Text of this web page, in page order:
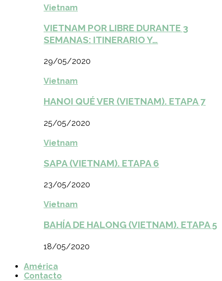
Vietnam
VIETNAM POR LIBRE DURANTE 3
SEMANAS: ITINERARIO Y…
29/05/2020
Vietnam
HANOI QUÉ VER (VIETNAM). ETAPA 7
25/05/2020
Vietnam
SAPA (VIETNAM). ETAPA 6
23/05/2020
Vietnam
BAHÍA DE HALONG (VIETNAM). ETAPA 5
18/05/2020
América
Contacto